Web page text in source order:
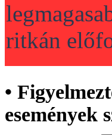
ritkán
•
események